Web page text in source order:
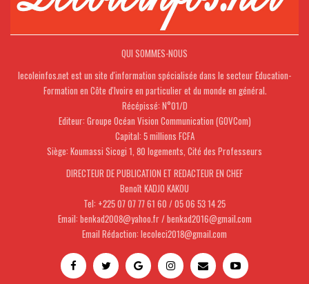
QUI SOMMES-NOUS
lecoleinfos.net est un site d'information spécialisée dans le secteur Education-
Formation en Côte d'Ivoire en particulier et du monde en général.
Récépissé: N°01/D
Editeur: Groupe Océan Vision Communication (GOVCom)
Capital: 5 millions FCFA
Siège: Koumassi Sicogi 1, 80 logements, Cité des Professeurs
DIRECTEUR DE PUBLICATION ET REDACTEUR EN CHEF
Benoît KADJO KAKOU
Tel: +225 07 07 77 61 60 / 05 06 53 14 25
Email: benkad2008@yahoo.fr / benkad2016@gmail.com
Email Rédaction: lecoleci2018@gmail.com